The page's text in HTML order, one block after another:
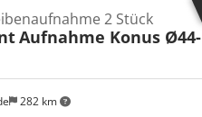
282 km
2 Stück
Aufnahme Konus Ø44-